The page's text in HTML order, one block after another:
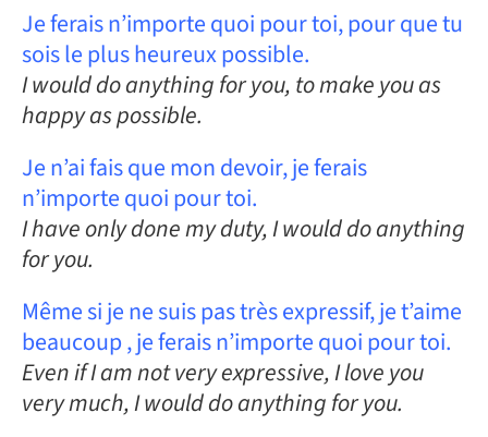
Je ferais n’importe quoi pour toi, pour que tu
sois le plus heureux possible.
I would do anything for you, to make you as
happy as possible.
Je n’ai fais que mon devoir, je ferais
n’importe quoi pour toi.
I have only done my duty, I would do anything
for you.
Même si je ne suis pas très expressif, je t’aime
beaucoup , je ferais n’importe quoi pour toi.
Even if I am not very expressive, I love you
very much, I would do anything for you.